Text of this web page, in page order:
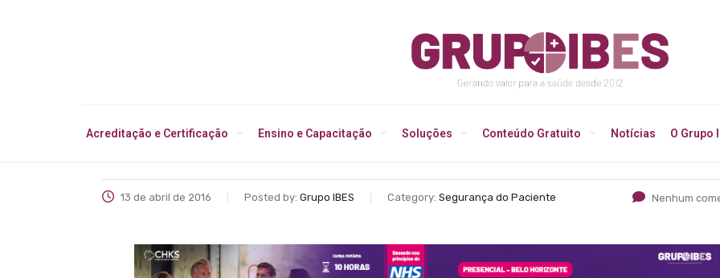
Acreditação e Certificação Ensino e Capacitação Soluções Conteúdo Gratuito Notícias O Grupo
13 de abril de 2016 Posted by: Grupo IBES Category: Segurança do Paciente Nenhum